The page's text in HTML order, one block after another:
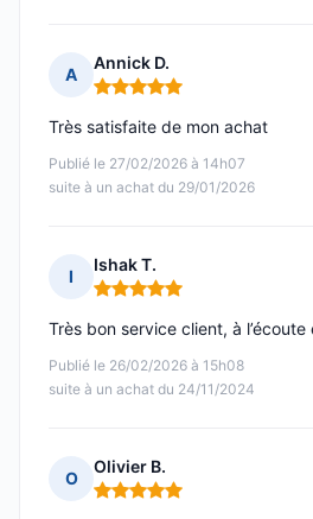
A
Annick D.
Note : 5 sur 5
Publié le 27/02/2026 à 14h07
suite à un achat du 29/01/2026
Très satisfaite de mon achat
I
Ishak T.
Note : 5 sur 5
Publié le 26/02/2026 à 15h08
suite à un achat du 24/11/2024
Très bon service client, à
O
Olivier B.
Note : 5 sur 5